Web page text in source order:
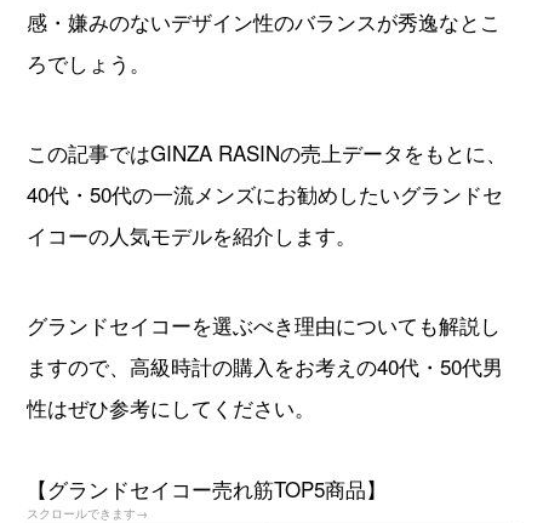
GINZA RASINオンラインショップ
GINZA RASIN買取サイト
運営会社
感・嫌みのないデザイン性のバランスが秀逸なとこ
ろでしょう。
この記事ではGINZA RASINの売上データをもとに、
40代・50代の一流メンズにお勧めしたいグランドセ
イコーの人気モデルを紹介します。
グランドセイコーを選ぶべき理由についても解説し
ますので、高級時計の購入をお考えの40代・50代男
性はぜひ参考にしてください。
【グランドセイコー売れ筋TOP5商品】
スクロールできます→